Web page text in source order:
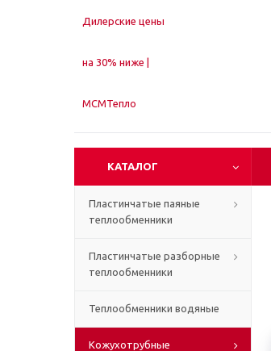
КАТАЛОГ
Пластинчатые паяные
теплообменники
Пластинчатые разборные
теплообменники
Теплообменники водяные
Кожухотрубные